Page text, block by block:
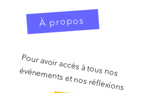
À propos
Pour avoir accès à tous nos
événem
ents et nos réflexions